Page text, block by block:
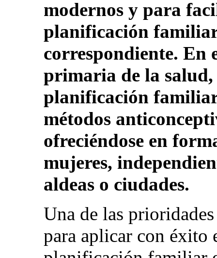
modernos y para
planificación
correspondiente. En
primaria de la salud,
planificación
métodos
ofreciéndose en
mujeres,
aldeas o ciudades.
Una de las
para aplicar con éxito